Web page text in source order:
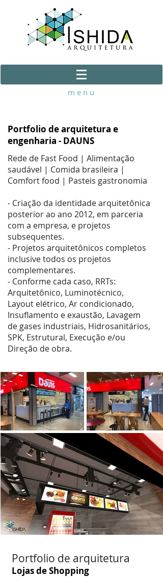
m e n u
Portfolio de arquitetura e
engenharia - DAUNS
Rede de Fast Food | Alimentação
saudável | Comida brasileira |
Comfort food | Pasteis gastronomia
- Criação da identidade arquitetônica
posterior ao ano 2012, em parceria
com a empresa, e projetos
subsequentes.
- Projetos arquitetônicos completos
inclusive todos os projetos
complementares.
- Conforme cada caso, RRTs:
Arquitetônico, Luminotécnico,
Layout elétrico, Ar condicionado,
Insuflamento e exaustão, Lavagem
de gases industriais, Hidrosanitários,
SPK, Estrutural, Execução e/ou
Direção de obra.
Portfolio de arquitetura
Lojas de Shopping